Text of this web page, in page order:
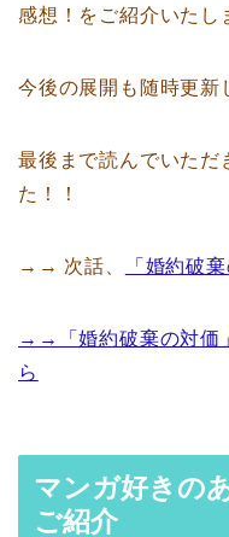
感想！をご紹介いたし
今後の展開も随時更新
最後まで読んでいただ
た！！
→→ 次話、 「婚約破
→→「婚約破棄の対価
ら
マンガ好きの
ご紹介